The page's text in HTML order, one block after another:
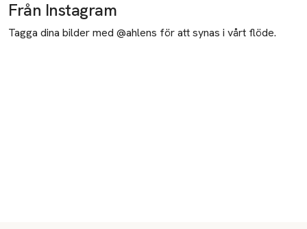
Från Instagram
Tagga dina bilder med @ahlens för att synas i vårt flöde.